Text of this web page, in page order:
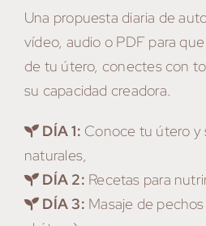
Una propuesta diaria de
vídeo, audio o PDF para
de tu útero, conectes con
su capacidad creadora.
DÍA 1: Conoce tu útero y
naturales,
DÍA 2: Recetas para
DÍA 3: Masaje de